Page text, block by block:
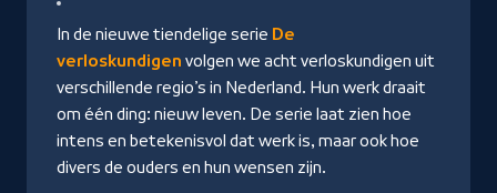
Start
In de nieuwe tiendelige serie De
verloskundigen volgen we acht verloskundigen uit
verschillende regio’s in Nederland. Hun werk draait
om één ding: nieuw leven. De serie laat zien hoe
intens en betekenisvol dat werk is, maar ook hoe
divers de ouders en hun wensen zijn.